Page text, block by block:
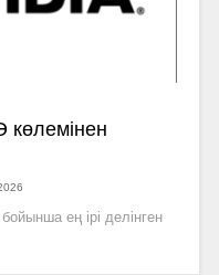
көлемінен
ең ірі делінген